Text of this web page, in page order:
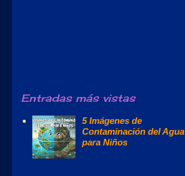
Entradas más vistas
5 Imágenes de
Contaminación del Agua
para Niños